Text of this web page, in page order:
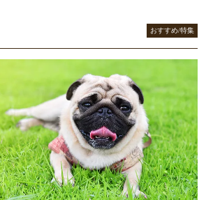
おすすめ/特集